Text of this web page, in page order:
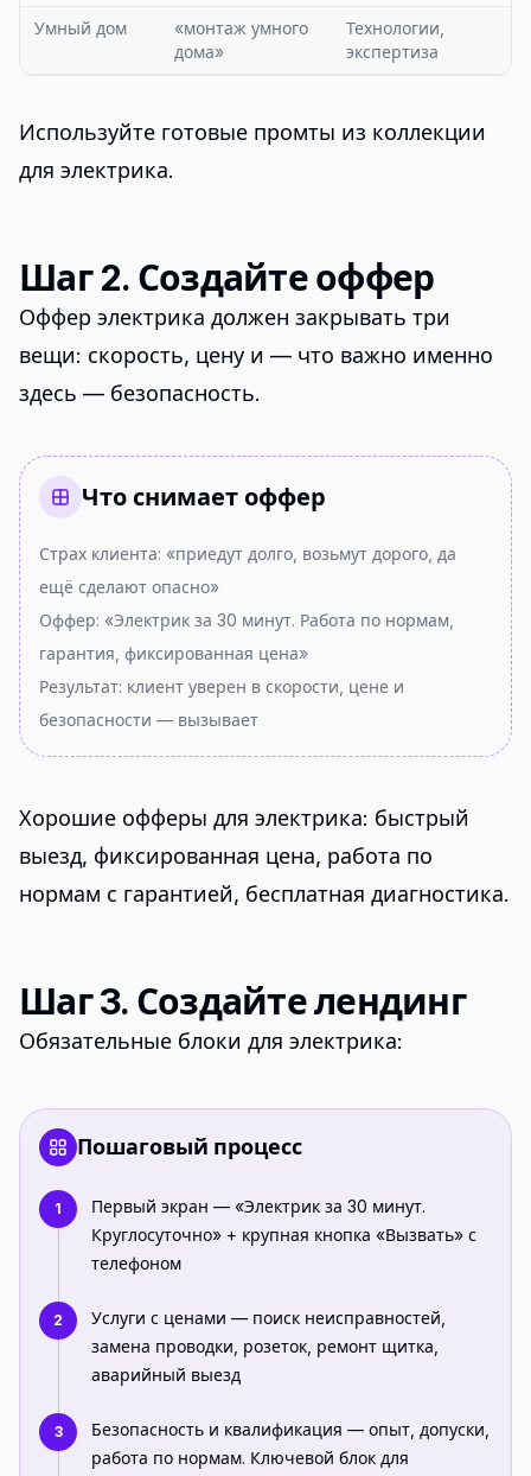
Умный дом
«монтаж умного
дома»
Технологии,
экспертиза
Используйте готовые промты из коллекции
для электрика.
Шаг 2. Создайте оффер
Оффер электрика должен закрывать три
вещи: скорость, цену и — что важно именно
здесь — безопасность.
Что снимает оффер
Страх клиента: «приедут долго, возьмут дорого, да
ещё сделают опасно»
Оффер: «Электрик за 30 минут. Работа по нормам,
гарантия, фиксированная цена»
Результат: клиент уверен в скорости, цене и
безопасности — вызывает
Хорошие офферы для электрика: быстрый
выезд, фиксированная цена, работа по
нормам с гарантией, бесплатная диагностика.
Шаг 3. Создайте лендинг
Обязательные блоки для электрика:
Пошаговый процесс
1
Первый экран — «Электрик за 30 минут.
Круглосуточно» + крупная кнопка «Вызвать» с
телефоном
2
Услуги с ценами — поиск неисправностей,
замена проводки, розеток, ремонт щитка,
аварийный выезд
3
Безопасность и квалификация — опыт, допуски,
работа по нормам. Ключевой блок для